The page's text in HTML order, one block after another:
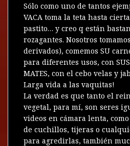
Sólo como uno de tantos
VACA toma la teta hasta
pastito… y creo q están
rozagantes. Nosotros
derivados), comemos SU
para diferentes usos, con
MATES, con el cebo velas y
Larga vida a las vaquitas!
La verdad es que tanto el
vegetal, para mí, son seres
videos en cámara lenta,
de cuchillos, tijeras o
para agredirlas, también